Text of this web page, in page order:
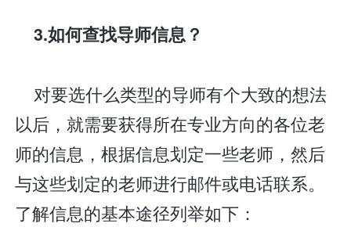
3.如何查找导师信息？
对要选什么类型的导师有个大致的想法
以后，就需要获得所在专业方向的各位老
师的信息，根据信息划定一些老师，然后
与这些划定的老师进行邮件或电话联系。
了解信息的基本途径列举如下：